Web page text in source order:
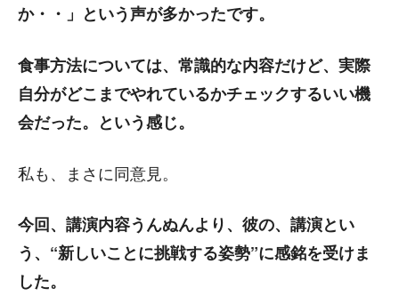
か・・」という声が多かったです。
食事方法については、常識的な内容だけど、実際
自分がどこまでやれているかチェックするいい機
会だった。という感じ。
私も、まさに同意見。
今回、講演内容うんぬんより、彼の、講演とい
う、“新しいことに挑戦する姿勢”に感銘を受けま
した。